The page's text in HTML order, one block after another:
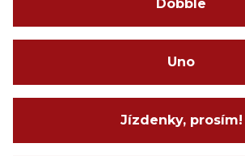
Dobble
Uno
Jízdenky, prosím!